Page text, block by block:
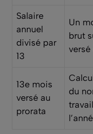
Salaire
annuel
divisé par
13
Un
brut
versé
13e mois
versé au
prorata
du